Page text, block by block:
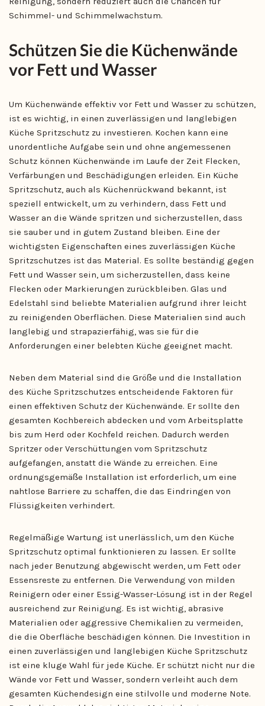
Schimmel- und Schimmelwachstum.
Schützen Sie die Küchenwände
vor Fett und Wasser
Um Küchenwände effektiv vor Fett und Wasser zu schützen,
ist es wichtig, in einen zuverlässigen und langlebigen
Küche Spritzschutz zu investieren. Kochen kann eine
unordentliche Aufgabe sein und ohne angemessenen
Schutz können Küchenwände im Laufe der Zeit Flecken,
Verfärbungen und Beschädigungen erleiden. Ein Küche
Spritzschutz, auch als Küchenrückwand bekannt, ist
speziell entwickelt, um zu verhindern, dass Fett und
Wasser an die Wände spritzen und sicherzustellen, dass
sie sauber und in gutem Zustand bleiben. Eine der
wichtigsten Eigenschaften eines zuverlässigen Küche
Spritzschutzes ist das Material. Es sollte beständig gegen
Fett und Wasser sein, um sicherzustellen, dass keine
Flecken oder Markierungen zurückbleiben. Glas und
Edelstahl sind beliebte Materialien aufgrund ihrer leicht
zu reinigenden Oberflächen. Diese Materialien sind auch
langlebig und strapazierfähig, was sie für die
Anforderungen einer belebten Küche geeignet macht.
Neben dem Material sind die Größe und die Installation
des Küche Spritzschutzes entscheidende Faktoren für
einen effektiven Schutz der Küchenwände. Er sollte den
gesamten Kochbereich abdecken und vom Arbeitsplatte
bis zum Herd oder Kochfeld reichen. Dadurch werden
Spritzer oder Verschüttungen vom Spritzschutz
aufgefangen, anstatt die Wände zu erreichen. Eine
ordnungsgemäße Installation ist erforderlich, um eine
nahtlose Barriere zu schaffen, die das Eindringen von
Flüssigkeiten verhindert.
Regelmäßige Wartung ist unerlässlich, um den Küche
Spritzschutz optimal funktionieren zu lassen. Er sollte
nach jeder Benutzung abgewischt werden, um Fett oder
Essensreste zu entfernen. Die Verwendung von milden
Reinigern oder einer Essig-Wasser-Lösung ist in der Regel
ausreichend zur Reinigung. Es ist wichtig, abrasive
Materialien oder aggressive Chemikalien zu vermeiden,
die die Oberfläche beschädigen können. Die Investition in
einen zuverlässigen und langlebigen Küche Spritzschutz
ist eine kluge Wahl für jede Küche. Er schützt nicht nur die
Wände vor Fett und Wasser, sondern verleiht auch dem
gesamten Küchendesign eine stilvolle und moderne Note.